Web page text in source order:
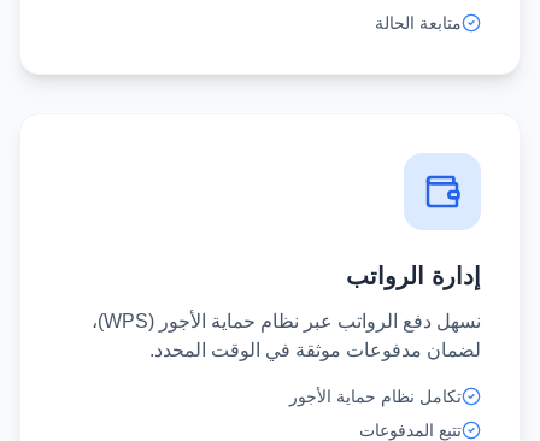
متابعة الحالة
إدارة الرواتب
نسهل دفع الرواتب عبر نظام حماية الأجور (WPS)،
لضمان مدفوعات موثقة في الوقت المحدد.
تكامل نظام حماية الأجور
تتبع المدفوعات